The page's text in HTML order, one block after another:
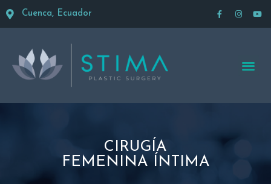
Cuenca, Ecuador
CIRUGÍA
FEMENINA ÍNTIMA